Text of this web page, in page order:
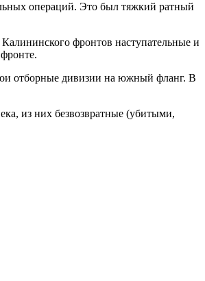
операций. Это был тяжкий ратный
фронтов наступательные и
отборные дивизии на южный фланг. В
из них безвозвратные (убитыми,